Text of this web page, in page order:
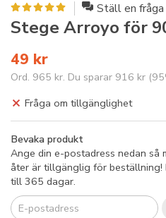
Ställ en fråga
Stege Arroyo för
49 kr
Ord. 965 kr. Du sparar 916 kr (95
Fråga om tillgänglighet
Bevaka produkt
Ange din e-postadress nedan så
åter är tillgänglig för beställning!
till 365 dagar.